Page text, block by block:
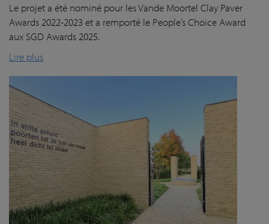
Le projet a été nominé pour les Vande Moortel Clay Paver
Awards 2022-2023 et a remporté le People’s Choice Award
aux SGD Awards 2025.
Lire plus